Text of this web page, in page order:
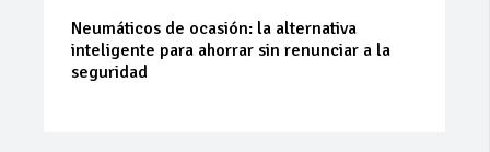
La 42ª Subida a Vejer comienza a perfilarse